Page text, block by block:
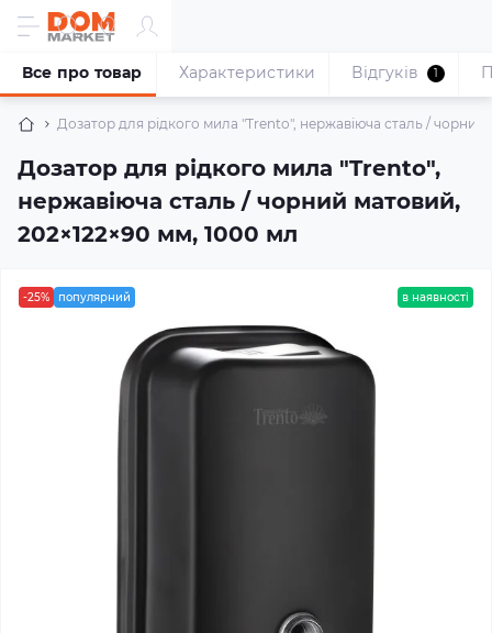
Дозатор для рідкого мила "Trento", нержавіюча сталь / чорний
Дозатор для рідкого мила "Trento",
нержавіюча сталь / чорний матовий,
202×122×90 мм, 1000 мл
Все про товар Характеристики Відгуків 1
-25% популярний в наявності